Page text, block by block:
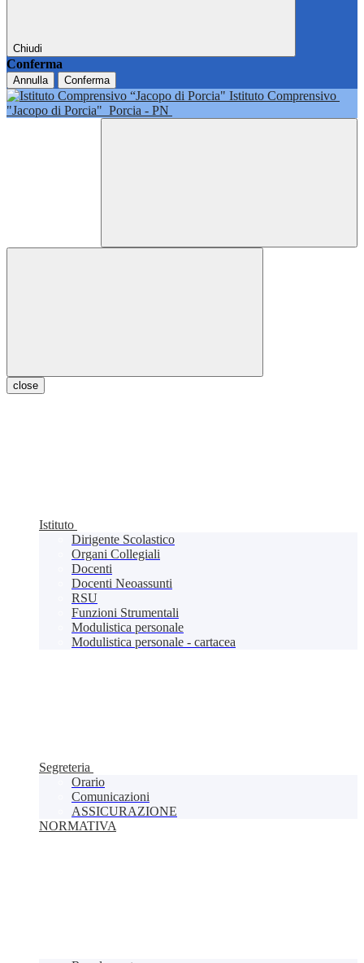
Chiudi
Conferma
Annulla Conferma
Istituto Comprensivo
"Jacopo di Porcia" Porcia - PN
close
Istituto
Dirigente Scolastico
Organi Collegiali
Docenti
Docenti Neoassunti
RSU
Funzioni Strumentali
Modulistica personale
Modulistica personale - cartacea
Segreteria
Orario
Comunicazioni
ASSICURAZIONE
NORMATIVA